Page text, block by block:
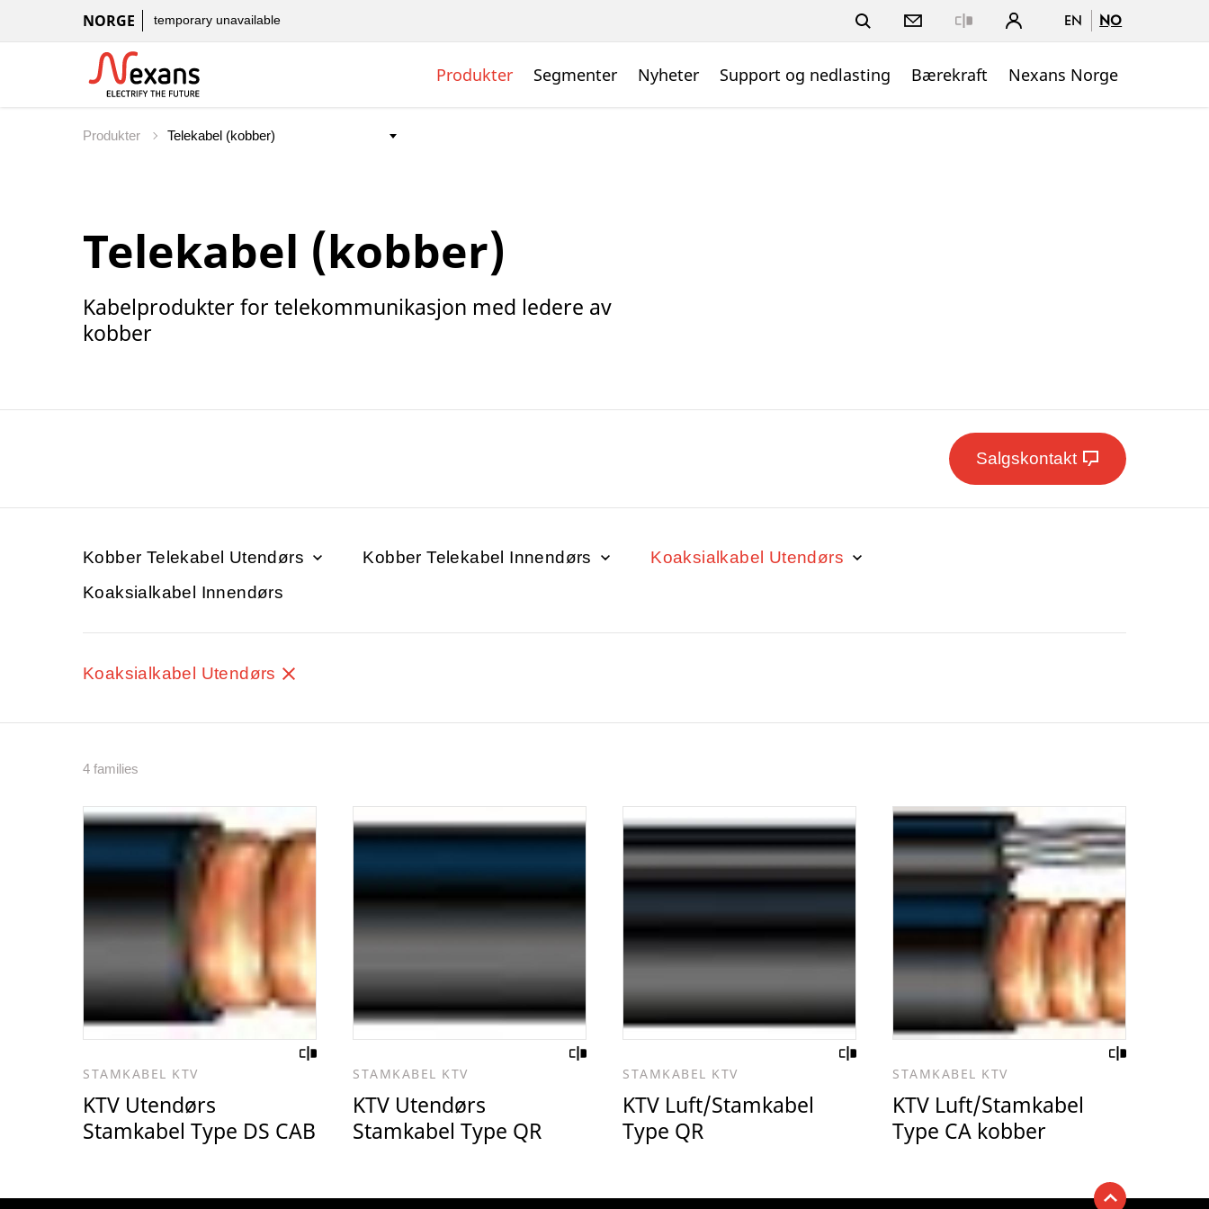
NORGE temporary unavailable EN NO
Produkter Segmenter Nyheter Support og nedlasting Bærekraft Nexans Norge
Produkter
Telekabel (kobber)
Kabelprodukter for telekommunikasjon med ledere av
kobber
Salgskontakt
Kobber Telekabel Utendørs Kobber Telekabel Innendørs
Koaksialkabel Utendørs
Koaksialkabel Innendørs
Koaksialkabel Utendørs
4 families
STAMKABEL KTV
KTV Utendørs
Stamkabel Type DS CAB
STAMKABEL KTV
KTV Utendørs
Stamkabel Type QR
STAMKABEL KTV
KTV Luft/Stamkabel
Type QR
STAMKABEL KTV
KTV Luft/Stamkabel
Type CA kobber